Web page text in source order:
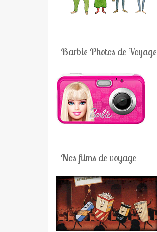
Barbie Photos de Voyage
Nos films de voyage